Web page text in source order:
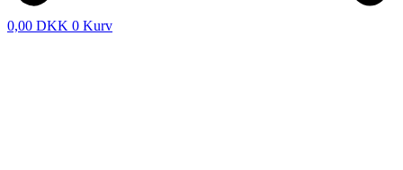
0,00 DKK 0 Kurv